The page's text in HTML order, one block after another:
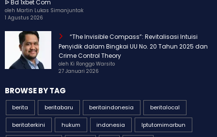
ᐉ Bd 1xbet Com
oleh Martin Lukas Simanjuntak
1 Agustus 2026
“The Invisible Compass”: Revitalisasi Intuisi
Penyidik dalam Bingkai UU No. 20 Tahun 2025 dan
Crime Control Theory
oleh Ki Ronggo Warsito
27 Januari 2026
BROWSE BY TAG
berita beritabaru beritaindonesia beritalocal
beritaterkini hukum indonesia Iptutomimarbun